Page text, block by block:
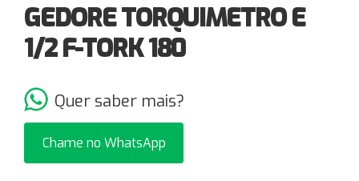
GEDORE TORQUIMETRO E
1/2 F-TORK 180
Quer saber mais?
Chame no WhatsApp